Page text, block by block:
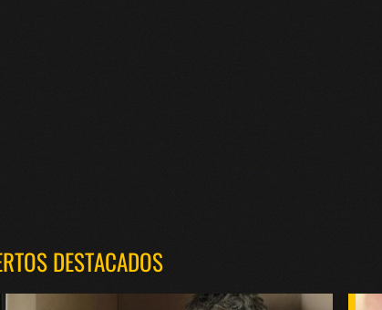
DESTACADOS